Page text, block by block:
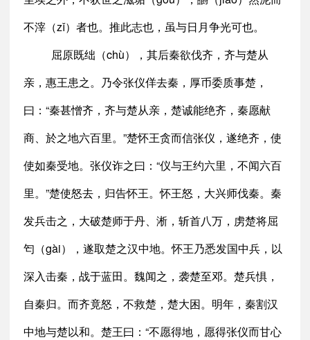
不滓（zǐ）者也。推此志也，虽与日月争光可也。
屈原既绌（chù），其后秦欲伐齐，齐与楚从
亲，惠王患之。乃令张仪佯去秦，厚币委质事楚，
曰：“秦甚憎齐，齐与楚从亲，楚诚能绝齐，秦愿献
商、於之地六百里。”楚怀王贪而信张仪，遂绝齐，使
使如秦受地。张仪诈之曰：“仪与王约六里，不闻六百
里。”楚使怒去，归告怀王。怀王怒，大兴师伐秦。秦
发兵击之，大破楚师于丹、淅，斩首八万，虏楚将屈
匄（gài），遂取楚之汉中地。怀王乃悉发国中兵，以
深入击秦，战于蓝田。魏闻之，袭楚至邓。楚兵惧，
自秦归。而齐竟怒，不救楚，楚大困。明年，秦割汉
中地与楚以和。楚王曰：“不愿得地，愿得张仪而甘心